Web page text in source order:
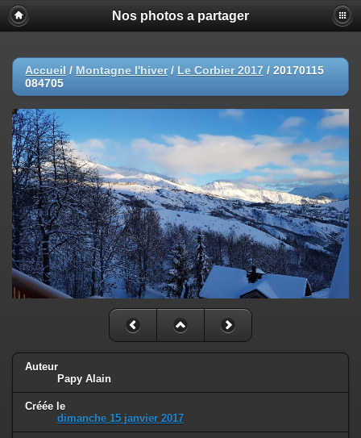
Nos photos a partager
Accueil / Montagne l'hiver/ Le Corbier 2017 / 20170115
084705
Auteur
Papy Alain
Créée le
dimanche 15 janvier 2017